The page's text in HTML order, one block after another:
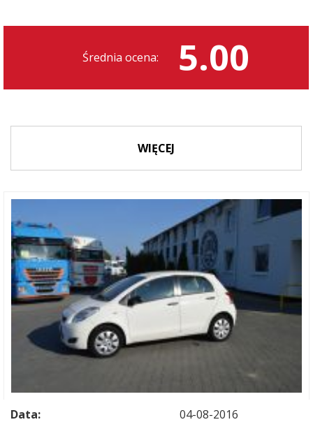
Średnia ocena: 5.00
WIĘCEJ
Data:
04-08-2016